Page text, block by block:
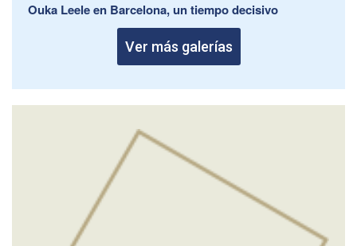
Ouka Leele en Barcelona, un tiempo decisivo
Ver más galerías